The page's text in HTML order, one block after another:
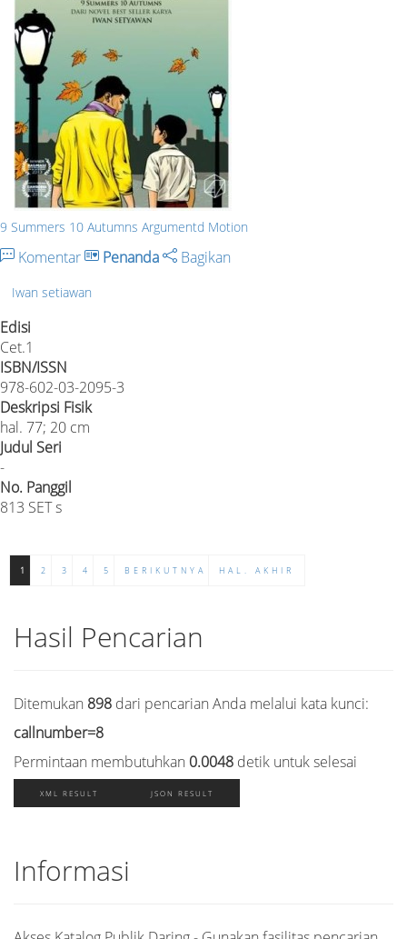
9 Summers 10 Autumns Argumentd Motion
Komentar Penanda Bagikan
Iwan setiawan
Edisi
Cet.1
ISBN/ISSN
978-602-03-2095-3
Deskripsi Fisik
hal. 77; 20 cm
Judul Seri
-
No. Panggil
813 SET s
1 2 3 4 5 BERIKUTNYA HAL. AKHIR
Hasil Pencarian
Ditemukan 898 dari pencarian Anda melalui kata kunci:
callnumber=8
Permintaan membutuhkan 0.0048 detik untuk selesai
XML RESULT JSON RESULT
Informasi